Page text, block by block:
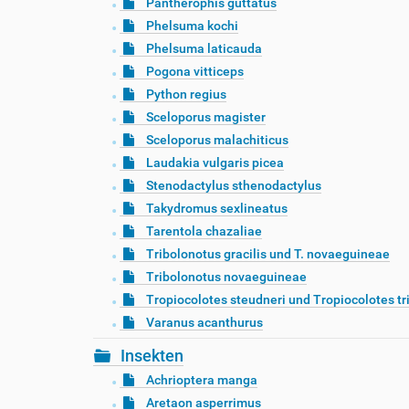
Phelsuma kochi
Phelsuma laticauda
Pogona vitticeps
Python regius
Sceloporus magister
Sceloporus malachiticus
Laudakia vulgaris picea
Stenodactylus sthenodactylus
Takydromus sexlineatus
Tarentola chazaliae
Tribolonotus gracilis und T. novaeguineae
Tribolonotus novaeguineae
Tropiocolotes steudneri und Tropiocolotes
Varanus acanthurus
Insekten
Achrioptera manga
Aretaon asperrimus